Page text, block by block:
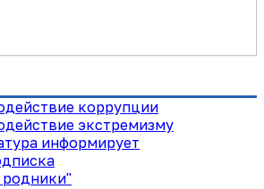
коррупции
экстремизму
информирует